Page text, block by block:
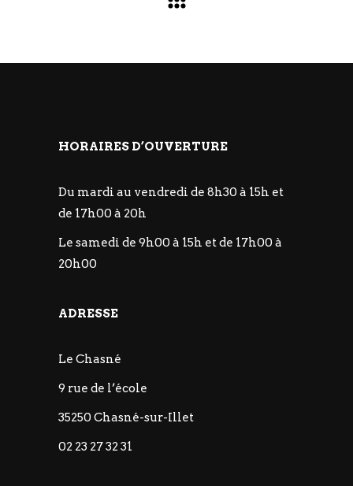
HORAIRES D’OUVERTURE
Du mardi au vendredi de 8h30 à 15h et
de 17h00 à 20h
Le samedi de 9h00 à 15h et de 17h00 à
20h00
ADRESSE
Le Chasné
9 rue de l’école
35250 Chasné-sur-Illet
02 23 27 32 31